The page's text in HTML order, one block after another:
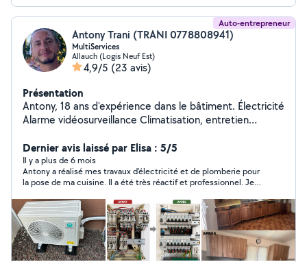
Auto-entrepreneur
Antony Trani (TRANI 0778808941)
MultiServices
Allauch (Logis Neuf Est)
4,9/5 (23 avis)
Présentation
Antony, 18 ans d'expérience dans le bâtiment. Électricité
Alarme vidéosurveillance Climatisation, entretien
karcher professionnel pour pac et climatisation) Vmc
Plomberie Salle de bain Placo Peinture Démolition
évacuation Montage de meubles (dressing, cuisine
complète) Installation de moustiquaires, volets roulants
sur mesures Nettoyage toiture / façade / terrasse
traitement anti-mousse et hydrofuge Jardin Taille de
haies Débroussaillage Tonte de pelouse Entretien Etc..
Entreprise déclarée Services à la Personne (SAP) :
profitez de 50 % de crédit d'impôt sur de nombreuses
Dernier avis laissé par Elisa : 5/5
Il y a plus de 6 mois
Antony a réalisé mes travaux d'électricité et de plomberie pour
la pose de ma cuisine. Il a été très réactif et professionnel. Je
le recontacter pour d'autres projets.